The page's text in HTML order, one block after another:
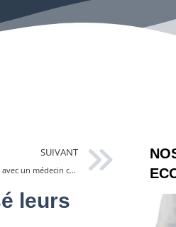
SUIVANT
Les clés d’une expertise médicale réussie avec un médecin conseil
leurs